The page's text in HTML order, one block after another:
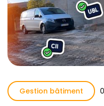
Gestion bâtiment